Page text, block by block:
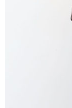
2.基於同意付款使用
資料（包含姓名、電
由本公司與您本人進
3.完整用戶服務條款
※ 交易是否成功請以
是否繳費成功／繳費
１．透過由恩沛科技
易，需依本服務之必
權轉讓予恩沛科技股
２．關於個人資料處
https://aftee.tw/terms/
３．未成年的使用者
每筆NT$60，滿
每筆NT$60，滿
每筆NT$60，滿